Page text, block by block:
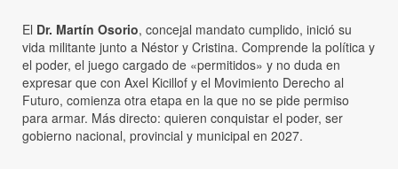
El Dr. Martín Osorio, concejal mandato cumplido, inició su
vida militante junto a Néstor y Cristina. Comprende la política y
el poder, el juego cargado de «permitidos» y no duda en
expresar que con Axel Kicillof y el Movimiento Derecho al
Futuro, comienza otra etapa en la que no se pide permiso
para armar. Más directo: quieren conquistar el poder, ser
gobierno nacional, provincial y municipal en 2027.